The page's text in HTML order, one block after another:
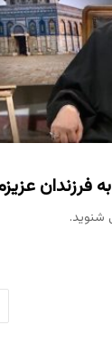
شنوید.